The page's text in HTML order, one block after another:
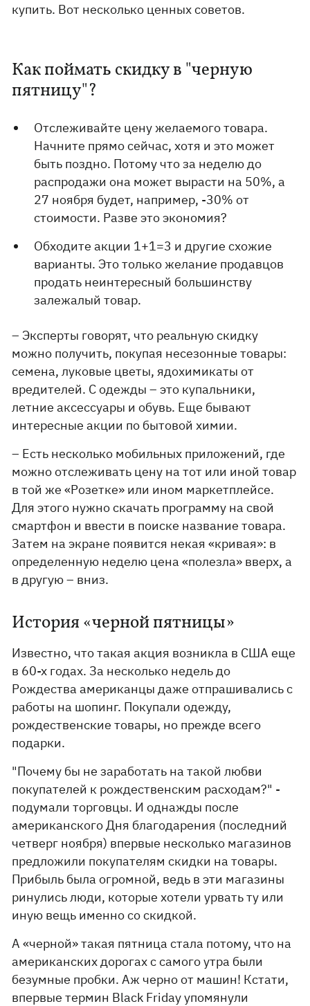
купить. Вот несколько ценных советов.
Как поймать скидку в "черную
пятницу"?
Отслеживайте цену желаемого товара.
Начните прямо сейчас, хотя и это может
быть поздно. Потому что за неделю до
распродажи она может вырасти на 50%, а
27 ноября будет, например, -30% от
стоимости. Разве это экономия?
Обходите акции 1+1=3 и другие схожие
варианты. Это только желание продавцов
продать неинтересный большинству
залежалый товар.
– Эксперты говорят, что реальную скидку
можно получить, покупая несезонные товары:
семена, луковые цветы, ядохимикаты от
вредителей. С одежды – это купальники,
летние аксессуары и обувь. Еще бывают
интересные акции по бытовой химии.
– Есть несколько мобильных приложений, где
можно отслеживать цену на тот или иной товар
в той же «Розетке» или ином маркетплейсе.
Для этого нужно скачать программу на свой
смартфон и ввести в поиске название товара.
Затем на экране появится некая «кривая»: в
определенную неделю цена «полезла» вверх, а
в другую – вниз.
История «черной пятницы»
Известно, что такая акция возникла в США еще
в 60-х годах. За несколько недель до
Рождества американцы даже отпрашивались с
работы на шопинг. Покупали одежду,
рождественские товары, но прежде всего
подарки.
"Почему бы не заработать на такой любви
покупателей к рождественским расходам?" -
подумали торговцы. И однажды после
американского Дня благодарения (последний
четверг ноября) впервые несколько магазинов
предложили покупателям скидки на товары.
Прибыль была огромной, ведь в эти магазины
ринулись люди, которые хотели урвать ту или
иную вещь именно со скидкой.
А «черной» такая пятница стала потому, что на
американских дорогах с самого утра были
безумные пробки. Аж черно от машин! Кстати,
впервые термин Black Friday упомянули